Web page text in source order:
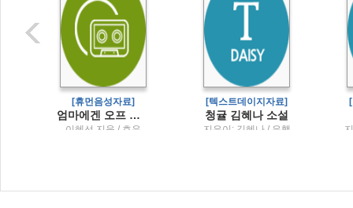
[휴먼음성자료]
엄마에겐 오프 스위치가 필요해 퇴근 없는 워킹맘의 일상 공감 에세이
이혜선 지음 / 호우
[텍스트데이지자료]
청귤 김혜나 소설
지은이: 김혜나 / 은행